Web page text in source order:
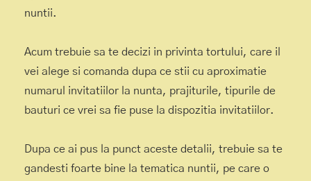
nuntii.
Acum trebuie sa te decizi in privinta tortului, care il
vei alege si comanda dupa ce stii cu aproximatie
numarul invitatiilor la nunta, prajiturile, tipurile de
bauturi ce vrei sa fie puse la dispozitia invitatiilor.
Dupa ce ai pus la punct aceste detalii, trebuie sa te
gandesti foarte bine la tematica nuntii, pe care o